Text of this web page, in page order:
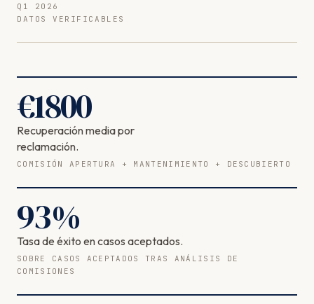
Q1 2026
DATOS VERIFICABLES
€1800
Recuperación media por
reclamación.
COMISIÓN APERTURA + MANTENIMIENTO + DESCUBIERTO
93%
Tasa de éxito en casos aceptados.
SOBRE CASOS ACEPTADOS TRAS ANÁLISIS DE
COMISIONES